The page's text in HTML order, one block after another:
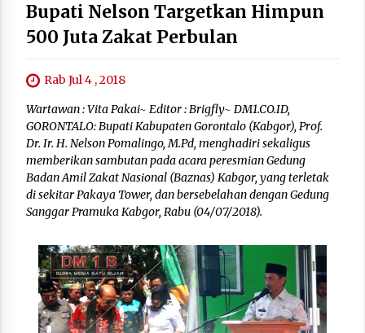
Bupati Nelson Targetkan Himpun
500 Juta Zakat Perbulan
Rab Jul 4 , 2018
Wartawan : Vita Pakai~ Editor : Brigfly~ DM1.CO.ID,
GORONTALO: Bupati Kabupaten Gorontalo (Kabgor), Prof.
Dr. Ir. H. Nelson Pomalingo, M.Pd, menghadiri sekaligus
memberikan sambutan pada acara peresmian Gedung
Badan Amil Zakat Nasional (Baznas) Kabgor, yang terletak
di sekitar Pakaya Tower, dan bersebelahan dengan Gedung
Sanggar Pramuka Kabgor, Rabu (04/07/2018).